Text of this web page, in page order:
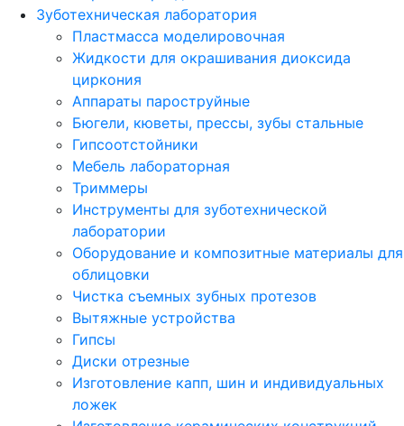
Зуботехническая лаборатория
Пластмасса моделировочная
Жидкости для окрашивания диоксида
циркония
Аппараты пароструйные
Бюгели, кюветы, прессы, зубы стальные
Гипсоотстойники
Мебель лабораторная
Триммеры
Инструменты для зуботехнической
лаборатории
Оборудование и композитные материалы для
облицовки
Чистка съемных зубных протезов
Вытяжные устройства
Гипсы
Диски отрезные
Изготовление капп, шин и индивидуальных
ложек